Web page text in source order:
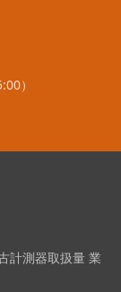
）
計測器取扱量 業